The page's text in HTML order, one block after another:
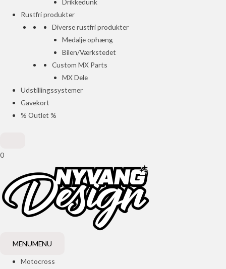
Drikkedunk
Rustfri produkter
Diverse rustfri produkter
Medalje ophæng
Bilen/Værkstedet
Custom MX Parts
MX Dele
Udstillingssystemer
Gavekort
% Outlet %
0
MENUMENU
Motocross